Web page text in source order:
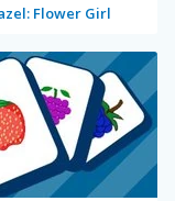
Flower Girl